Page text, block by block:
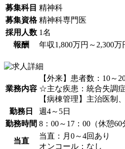
募集科目 精神科
募集資格 精神科専門医
採用人数 1名
報酬
年収1,800万円～2,300万
業務内容
【外来】患者数：10～
☆主な疾患：統合失調
【病棟管理】主治医制
勤務日
週4～5日
勤務時間 8：00～17：00（休憩60
当直
当直：月0～4回あり
オンコール：なし